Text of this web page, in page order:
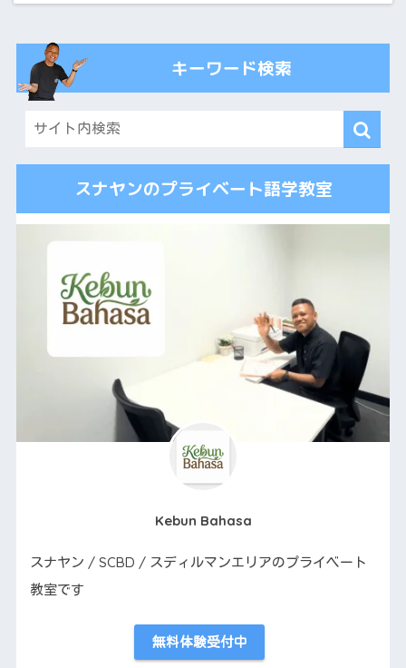
キーワード検索
スナヤンのプライベート語学教室
Kebun Bahasa
スナヤン / SCBD / スディルマンエリアのプライベート
教室です
無料体験受付中